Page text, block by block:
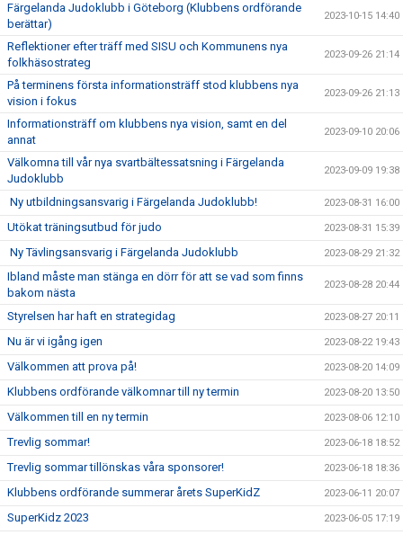
Färgelanda Judoklubb i Göteborg (Klubbens ordförande
berättar)
2023-10-15 14:40
Reflektioner efter träff med SISU och Kommunens nya
folkhäsostrateg
2023-09-26 21:14
På terminens första informationsträff stod klubbens nya
vision i fokus
2023-09-26 21:13
Informationsträff om klubbens nya vision, samt en del
annat
2023-09-10 20:06
Välkomna till vår nya svartbältessatsning i Färgelanda
Judoklubb
2023-09-09 19:38
Ny utbildningsansvarig i Färgelanda Judoklubb! 2023-08-31 16:00
Utökat träningsutbud för judo 2023-08-31 15:39
Ny Tävlingsansvarig i Färgelanda Judoklubb 2023-08-29 21:32
Ibland måste man stänga en dörr för att se vad som finns
bakom nästa
2023-08-28 20:44
Styrelsen har haft en strategidag 2023-08-27 20:11
Nu är vi igång igen 2023-08-22 19:43
Välkommen att prova på! 2023-08-20 14:09
Klubbens ordförande välkomnar till ny termin 2023-08-20 13:50
Välkommen till en ny termin 2023-08-06 12:10
Trevlig sommar! 2023-06-18 18:52
Trevlig sommar tillönskas våra sponsorer! 2023-06-18 18:36
Klubbens ordförande summerar årets SuperKidZ 2023-06-11 20:07
SuperKidz 2023 2023-06-05 17:19